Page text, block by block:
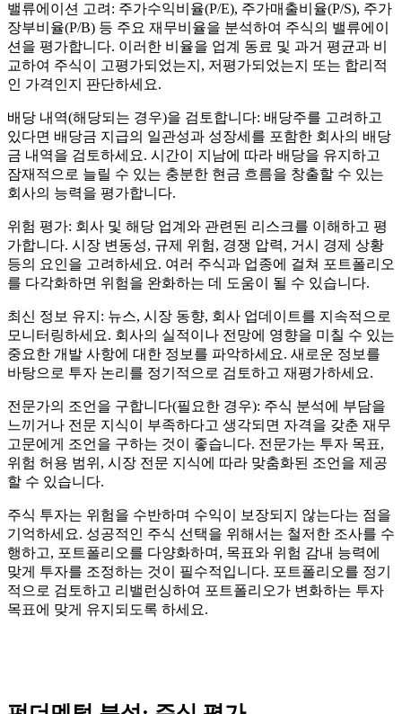
밸류에이션 고려: 주가수익비율(P/E), 주가매출비율(P/S), 주가
장부비율(P/B) 등 주요 재무비율을 분석하여 주식의 밸류에이
션을 평가합니다. 이러한 비율을 업계 동료 및 과거 평균과 비
교하여 주식이 고평가되었는지, 저평가되었는지 또는 합리적
인 가격인지 판단하세요.
배당 내역(해당되는 경우)을 검토합니다: 배당주를 고려하고
있다면 배당금 지급의 일관성과 성장세를 포함한 회사의 배당
금 내역을 검토하세요. 시간이 지남에 따라 배당을 유지하고
잠재적으로 늘릴 수 있는 충분한 현금 흐름을 창출할 수 있는
회사의 능력을 평가합니다.
위험 평가: 회사 및 해당 업계와 관련된 리스크를 이해하고 평
가합니다. 시장 변동성, 규제 위험, 경쟁 압력, 거시 경제 상황
등의 요인을 고려하세요. 여러 주식과 업종에 걸쳐 포트폴리오
를 다각화하면 위험을 완화하는 데 도움이 될 수 있습니다.
최신 정보 유지: 뉴스, 시장 동향, 회사 업데이트를 지속적으로
모니터링하세요. 회사의 실적이나 전망에 영향을 미칠 수 있는
중요한 개발 사항에 대한 정보를 파악하세요. 새로운 정보를
바탕으로 투자 논리를 정기적으로 검토하고 재평가하세요.
전문가의 조언을 구합니다(필요한 경우): 주식 분석에 부담을
느끼거나 전문 지식이 부족하다고 생각되면 자격을 갖춘 재무
고문에게 조언을 구하는 것이 좋습니다. 전문가는 투자 목표,
위험 허용 범위, 시장 전문 지식에 따라 맞춤화된 조언을 제공
할 수 있습니다.
주식 투자는 위험을 수반하며 수익이 보장되지 않는다는 점을
기억하세요. 성공적인 주식 선택을 위해서는 철저한 조사를 수
행하고, 포트폴리오를 다양화하며, 목표와 위험 감내 능력에
맞게 투자를 조정하는 것이 필수적입니다. 포트폴리오를 정기
적으로 검토하고 리밸런싱하여 포트폴리오가 변화하는 투자
목표에 맞게 유지되도록 하세요.